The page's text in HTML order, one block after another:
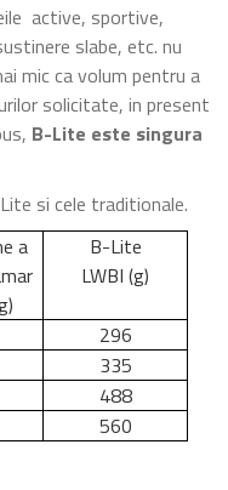
active, sportive,
slabe, etc. nu
mic ca volum pentru a
solicitate, in present
B-Lite este singura
si cele traditionale.
a
B-Lite
LWBI (g)
296
335
488
560